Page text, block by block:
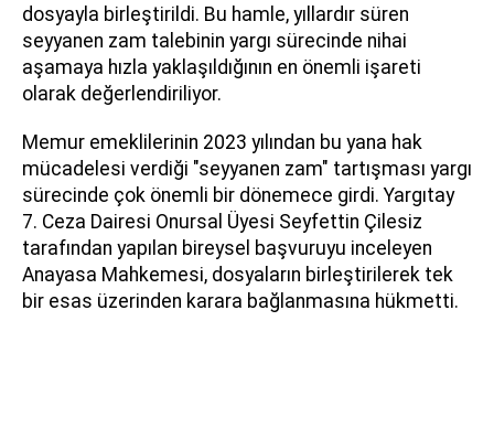
dosyayla birleştirildi. Bu hamle, yıllardır süren
seyyanen zam talebinin yargı sürecinde nihai
aşamaya hızla yaklaşıldığının en önemli işareti
olarak değerlendiriliyor.
Memur emeklilerinin 2023 yılından bu yana hak
mücadelesi verdiği "seyyanen zam" tartışması yargı
sürecinde çok önemli bir dönemece girdi. Yargıtay
7. Ceza Dairesi Onursal Üyesi Seyfettin Çilesiz
tarafından yapılan bireysel başvuruyu inceleyen
Anayasa Mahkemesi, dosyaların birleştirilerek tek
bir esas üzerinden karara bağlanmasına hükmetti.